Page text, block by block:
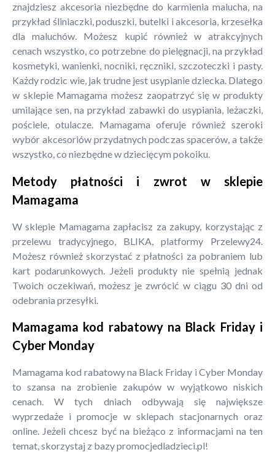
znajdziesz akcesoria niezbędne do karmienia malucha, na
przykład śliniaczki, poduszki, butelki i akcesoria, krzesełka
dla maluchów. Możesz kupić również w atrakcyjnych
cenach wszystko, co potrzebne do pielęgnacji, na przykład
kosmetyki, wanienki, nocniki, ręczniki, szczoteczki i pasty.
Każdy rodzic wie, jak trudne jest usypianie dziecka. Dlatego
w sklepie Mamagama możesz zaopatrzyć się w produkty
umilające sen, na przykład zabawki do usypiania, leżaczki,
pościele, otulacze. Mamagama oferuje również szeroki
wybór akcesoriów przydatnych podczas spacerów, a także
wszystko, co niezbędne w dziecięcym pokoiku.
Metody płatności i zwrot w sklepie
Mamagama
W sklepie Mamagama zapłacisz za zakupy, korzystając z
przelewu tradycyjnego, BLIKA, platformy Przelewy24.
Możesz również skorzystać z płatności za pobraniem lub
kart podarunkowych. Jeżeli produkty nie spełnią jednak
Twoich oczekiwań, możesz je zwrócić w ciągu 30 dni od
odebrania przesyłki.
Mamagama kod rabatowy na Black Friday i
Cyber Monday
Mamagama kod rabatowy na Black Friday i Cyber Monday
to szansa na zrobienie zakupów w wyjątkowo niskich
cenach. W tych dniach odbywają się największe
wyprzedaże i promocje w sklepach stacjonarnych oraz
online. Jeżeli chcesz być na bieżąco z informacjami na ten
temat, skorzystaj z bazy promocjedladzieci.pl!